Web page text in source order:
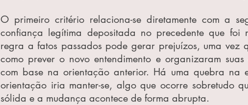
O primeiro critério relaciona-se diretamente com a
confiança legítima depositada no precedente que
regra a fatos passados pode gerar prejuízos, uma vez
como prever o novo entendimento e organizaram
com base na orientação anterior. Há uma quebra na
orientação iria manter-se, algo que ocorre sobretudo
sólida e a mudança acontece de forma abrupta.